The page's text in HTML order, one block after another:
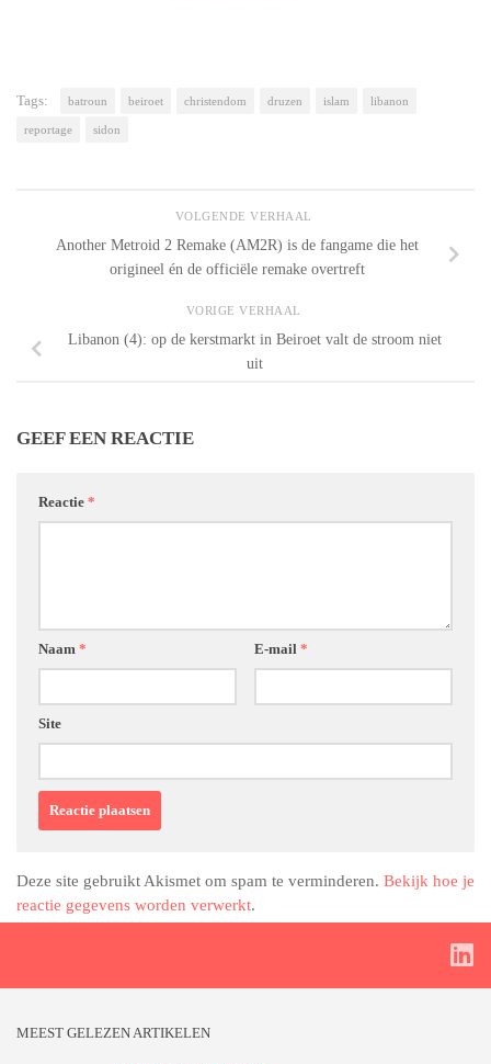
Tags: batroun beiroet christendom druzen islam libanon
reportage sidon
VOLGENDE VERHAAL
Another Metroid 2 Remake (AM2R) is de fangame die het
origineel én de officiële remake overtreft
VORIGE VERHAAL
Libanon (4): op de kerstmarkt in Beiroet valt de stroom niet
uit
GEEF EEN REACTIE
Reactie *
Naam * E-mail *
Site
Deze site gebruikt Akismet om spam te verminderen. Bekijk hoe je
reactie gegevens worden verwerkt.
MEEST GELEZEN ARTIKELEN